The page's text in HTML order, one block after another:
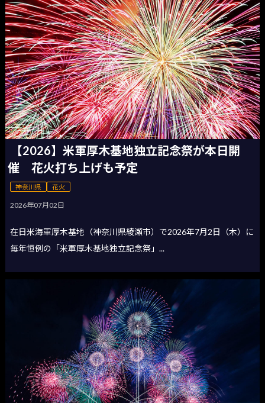
【2026】米軍厚木基地独立記念祭が本日開
催 花火打ち上げも予定
神奈川県 花火
2026年07月02日
在日米海軍厚木基地（神奈川県綾瀬市）で2026年7月2日（木）に
毎年恒例の「米軍厚木基地独立記念祭」...